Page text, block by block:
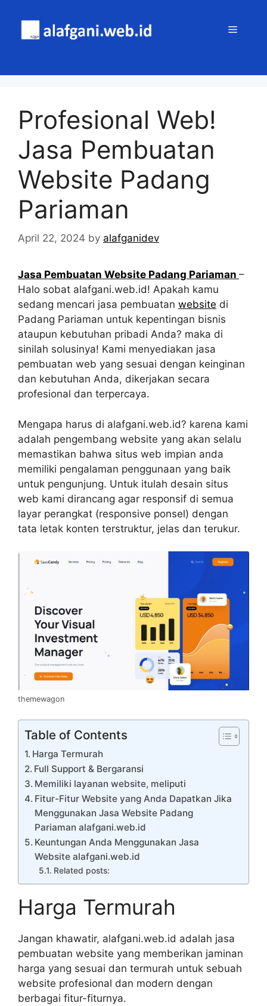
content
MENU
Profesional Web!
Jasa Pembuatan
Website Padang
Pariaman
April 22, 2024 by alafganidev
Jasa Pembuatan Website Padang Pariaman –
Halo sobat alafgani.web.id! Apakah kamu
sedang mencari jasa pembuatan website di
Padang Pariaman untuk kepentingan bisnis
ataupun kebutuhan pribadi Anda? maka di
sinilah solusinya! Kami menyediakan jasa
pembuatan web yang sesuai dengan keinginan
dan kebutuhan Anda, dikerjakan secara
profesional dan terpercaya.
Mengapa harus di alafgani.web.id? karena kami
adalah pengembang website yang akan selalu
memastikan bahwa situs web impian anda
memiliki pengalaman penggunaan yang baik
untuk pengunjung. Untuk itulah desain situs
web kami dirancang agar responsif di semua
layar perangkat (responsive ponsel) dengan
tata letak konten terstruktur, jelas dan terukur.
themewagon
Table of Contents
Harga Termurah
Full Support & Bergaransi
Memiliki layanan website, meliputi
Fitur-Fitur Website yang Anda Dapatkan Jika
Menggunakan Jasa Website Padang
Pariaman alafgani.web.id
Keuntungan Anda Menggunakan Jasa
Website alafgani.web.id
Related posts:
Harga Termurah
Jangan khawatir, alafgani.web.id adalah jasa
pembuatan website yang memberikan jaminan
harga yang sesuai dan termurah untuk sebuah
website profesional dan modern dengan
berbagai fitur-fiturnya.